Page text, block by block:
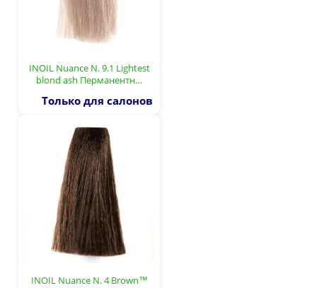
INOIL Nuance N. 9.1 Lightest
blond ash Перманентн…
Только для салонов
INOIL Nuance N. 4 Brown™